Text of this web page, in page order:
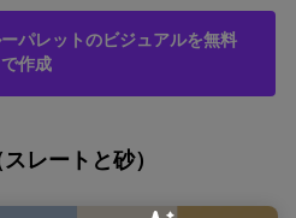
パレットのビジュアルを無料
で作成
レートと砂）